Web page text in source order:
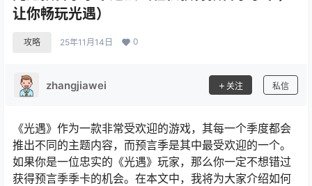
让你畅玩光遇）
攻略 25年11月14日 0
zhangjiawei 关注 私信
《光遇》作为一款非常受欢迎的游戏，其每一个季度都会
推出不同的主题内容，而预言季是其中最受欢迎的一个。
如果你是一位忠实的《光遇》玩家，那么你一定不想错过
获得预言季季卡的机会。在本文中，我将为大家介绍如何